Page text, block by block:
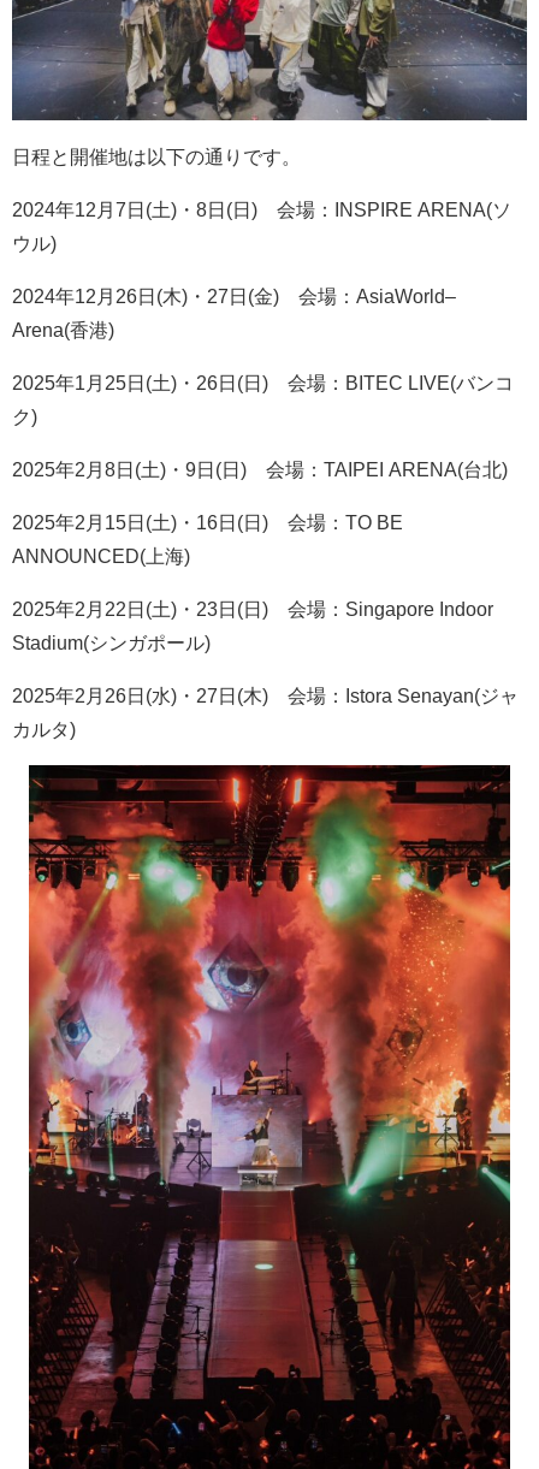
日程と開催地は以下の通りです。
2024年12 月 7 日 (土) ・ 8日 (日 ) 会場： INSPIRE ARENA(ソ
ウル)
2024年12 月 26日 (木) ・ 27 日 (金) 会場： AsiaWorld–
Arena(香港)
2025年1 月 25日 (土) ・ 26日 (日 ) 会場： BITEC LIVE(バンコ
ク)
2025年2 月 8日 (土) ・ 9日 (日 ) 会場： TAIPEI ARENA(台北)
2025年2 月 15日 (土) ・ 16日 (日 ) 会場： TO BE
ANNOUNCED( 上海)
2025年2 月 22 日 (土) ・ 23日 (日 ) 会場： Singapore Indoor
Stadium(シンガポール)
2025年2 月 26日 (水) ・ 27 日 (木) 会場： Istora Senayan(ジャ
カルタ)